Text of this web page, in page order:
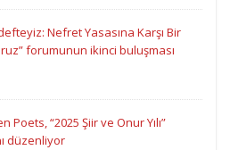
Nefret Yasasına Karşı Bir
forumunun ikinci buluşması
Poets, “2025 Şiir ve Onur Yılı”
düzenliyor